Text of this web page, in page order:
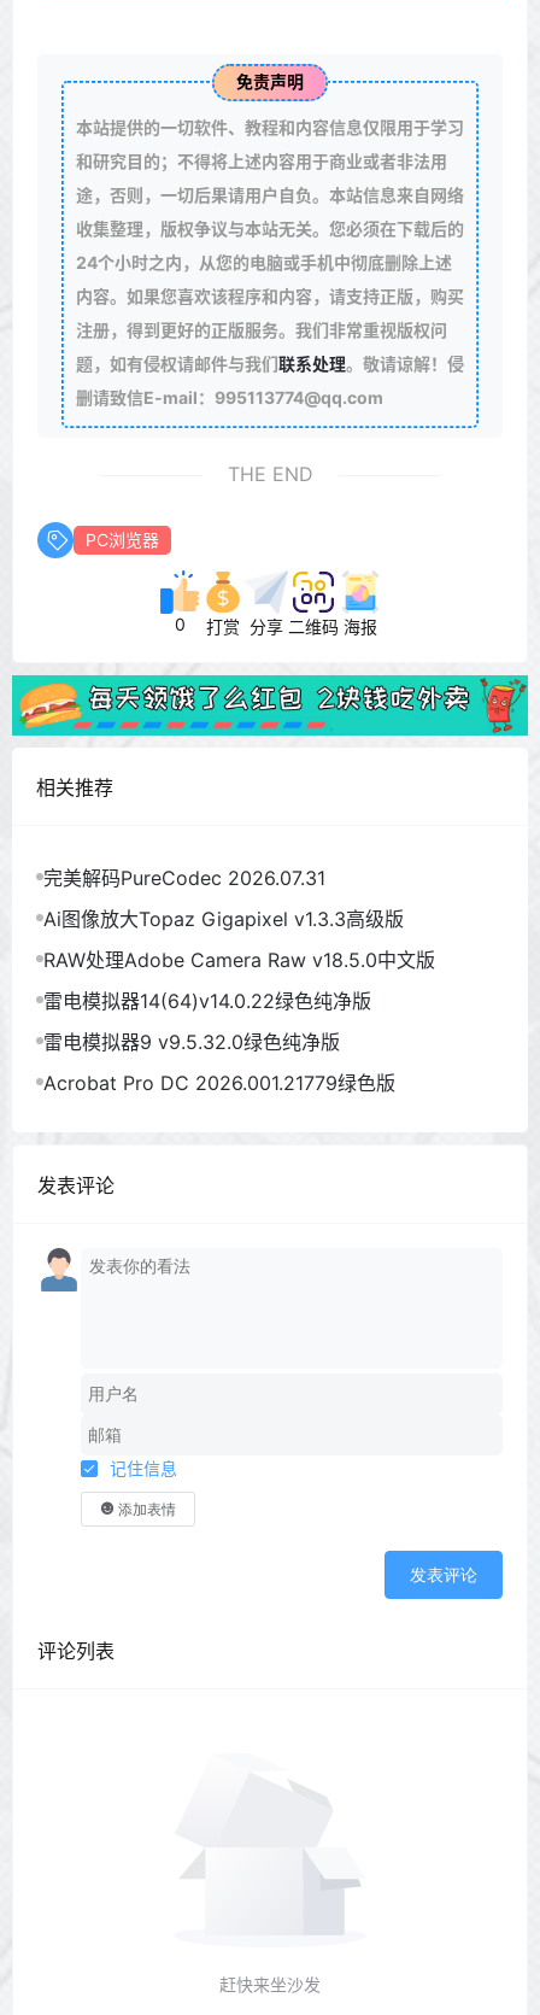
免责声明
本站提供的一切软件、教程和内容信息仅限用于学习
和研究目的；不得将上述内容用于商业或者非法用
途，否则，一切后果请用户自负。本站信息来自网络
收集整理，版权争议与本站无关。您必须在下载后的
24个小时之内，从您的电脑或手机中彻底删除上述
内容。如果您喜欢该程序和内容，请支持正版，购买
注册，得到更好的正版服务。我们非常重视版权问
题，如有侵权请邮件与我们联系处理。敬请谅解！侵
删请致信E-mail：995113774@qq.com
THE END
PC浏览器
0 打赏 分享 二维码 海报
相关推荐
完美解码PureCodec 2026.07.31
Ai图像放大Topaz Gigapixel v1.3.3高级版
RAW处理Adobe Camera Raw v18.5.0中文版
雷电模拟器14(64)v14.0.22绿色纯净版
雷电模拟器9 v9.5.32.0绿色纯净版
Acrobat Pro DC 2026.001.21779绿色版
发表评论
记住信息
添加表情
发表评论
评论列表
赶快来坐沙发